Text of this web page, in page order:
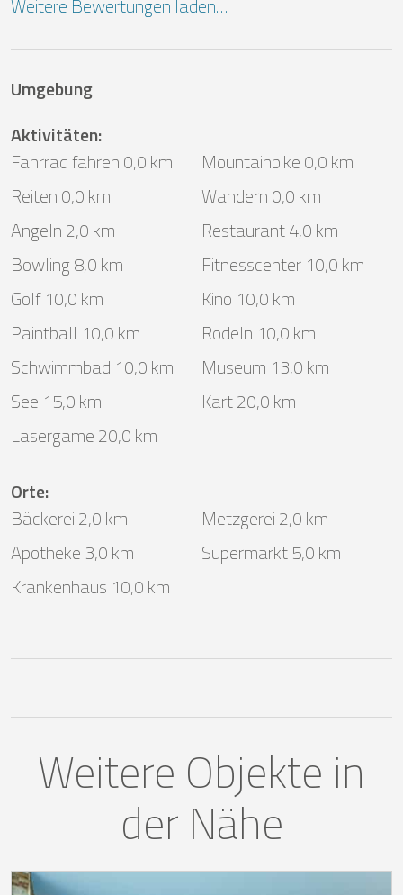
Weitere Bewertungen laden…
Umgebung
Aktivitäten:
Fahrrad fahren 0,0 km
Mountainbike 0,0 km
Reiten 0,0 km
Wandern 0,0 km
Angeln 2,0 km
Restaurant 4,0 km
Bowling 8,0 km
Fitnesscenter 10,0 km
Golf 10,0 km
Kino 10,0 km
Paintball 10,0 km
Rodeln 10,0 km
Schwimmbad 10,0 km
Museum 13,0 km
See 15,0 km
Kart 20,0 km
Lasergame 20,0 km
Orte:
Bäckerei 2,0 km
Metzgerei 2,0 km
Apotheke 3,0 km
Supermarkt 5,0 km
Krankenhaus 10,0 km
Weitere Objekte in
der Nähe